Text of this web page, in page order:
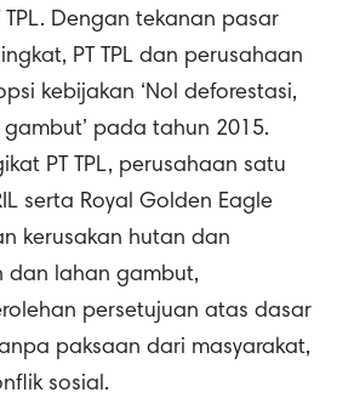
TPL. Dengan tekanan pasar
PT TPL dan perusahaan
kebijakan ‘Nol deforestasi,
pada tahun 2015.
PT TPL, perusahaan satu
serta Royal Golden Eagle
kerusakan hutan dan
dan lahan gambut,
persetujuan atas dasar
paksaan dari masyarakat,
sosial.